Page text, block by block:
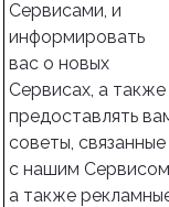
Сервисами, и
информировать
вас о новых
Сервисах, а также
предоставлять
советы, связанные
с нашим
а также